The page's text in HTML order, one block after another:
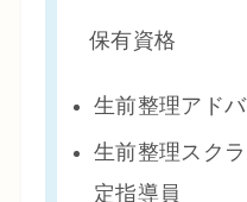
保有資格
生前整理アド
生前整理スク
定指導員